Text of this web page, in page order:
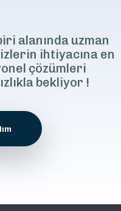
alanında uzman
ihtiyacına en
çözümleri
bekliyor !